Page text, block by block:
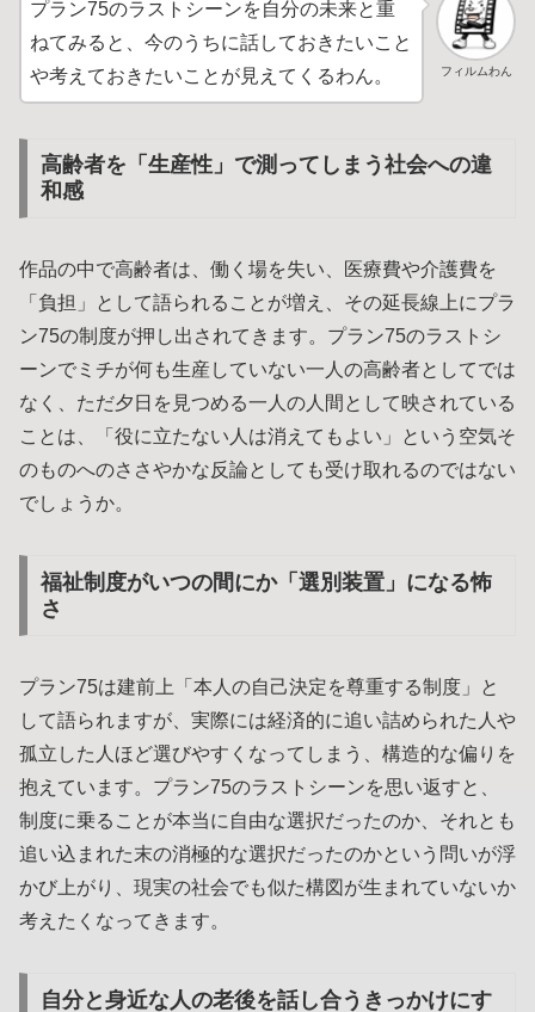
フィルムわん
プラン75のラストシーンを自分の未来と重
ねてみると、今のうちに話しておきたいこと
や考えておきたいことが見えてくるわん。
高齢者を「生産性」で測ってしまう社会への違
和感
作品の中で高齢者は、働く場を失い、医療費や介護費を
「負担」として語られることが増え、その延長線上にプラ
ン75の制度が押し出されてきます。プラン75のラストシ
ーンでミチが何も生産していない一人の高齢者としてでは
なく、ただ夕日を見つめる一人の人間として映されている
ことは、「役に立たない人は消えてもよい」という空気そ
のものへのささやかな反論としても受け取れるのではない
でしょうか。
福祉制度がいつの間にか「選別装置」になる怖
さ
プラン75は建前上「本人の自己決定を尊重する制度」と
して語られますが、実際には経済的に追い詰められた人や
孤立した人ほど選びやすくなってしまう、構造的な偏りを
抱えています。プラン75のラストシーンを思い返すと、
制度に乗ることが本当に自由な選択だったのか、それとも
追い込まれた末の消極的な選択だったのかという問いが浮
かび上がり、現実の社会でも似た構図が生まれていないか
考えたくなってきます。
自分と身近な人の老後を話し合うきっかけにす